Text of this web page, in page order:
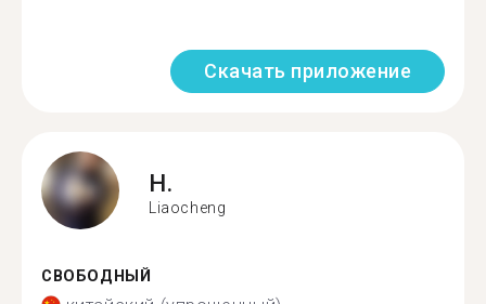
Скачать приложение
H.
Liaocheng
СВОБОДНЫЙ